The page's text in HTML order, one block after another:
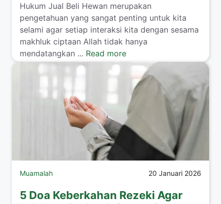
​Hukum Jual Beli Hewan merupakan
pengetahuan yang sangat penting untuk kita
selami agar setiap interaksi kita dengan sesama
makhluk ciptaan Allah tidak hanya
mendatangkan ... Read more
Muamalah 20 Januari 2026
5 Doa Keberkahan Rezeki Agar